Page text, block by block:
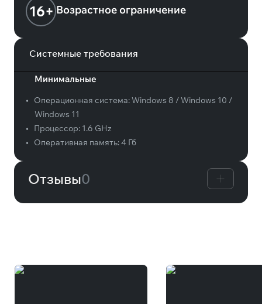
16+ Возрастное ограничение
Системные требования
Минимальные
• Операционная система:Windows 8 / Windows 10 /
Windows 11
•
Процессор: 1.6 GHz
•
Оперативная память:4 Гб
Отзывы0